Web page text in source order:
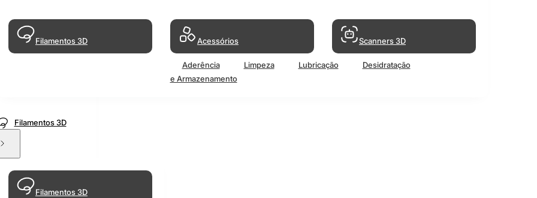
Filamentos 3D Acessórios
Aderência Limpeza Lubricação
Desidratação
e Armazenamento
Scanners 3D
Filamentos 3D
Filamentos 3D